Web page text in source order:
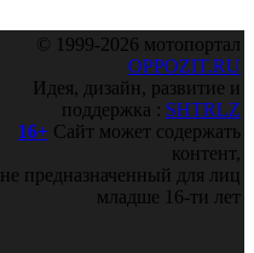
© 1999-2026 мотопортал
OPPOZIT.RU
Идея, дизайн, развитие и
поддержка : SHTRLZ
16+ Сайт может содержать
контент,
не предназначенный для лиц
младше 16-ти лет